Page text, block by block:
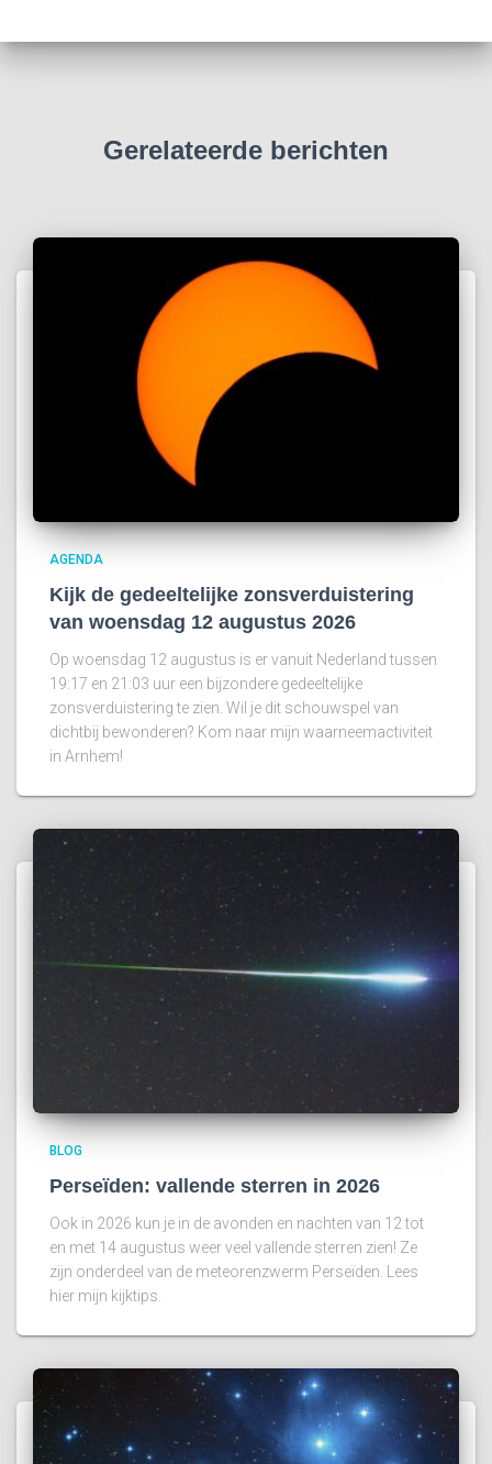
Gerelateerde berichten
AGENDA
Kijk de gedeeltelijke zonsverduistering
van woensdag 12 augustus 2026
Op woensdag 12 augustus is er vanuit Nederland tussen
19:17 en 21:03 uur een bijzondere gedeeltelijke
zonsverduistering te zien. Wil je dit schouwspel van
dichtbij bewonderen? Kom naar mijn waarneemactiviteit
in Arnhem!
BLOG
Perseïden: vallende sterren in 2026
Ook in 2026 kun je in de avonden en nachten van 12 tot
en met 14 augustus weer veel vallende sterren zien! Ze
zijn onderdeel van de meteorenzwerm Perseïden. Lees
hier mijn kijktips.